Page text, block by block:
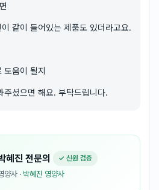
같이 들어있는 제품도 있더라고요.
도움이 될지
주셨으면 해요. 부탁드립니다.
혜진 전문의 ✓ 신원 검증
양사 · 박혜진 영양사